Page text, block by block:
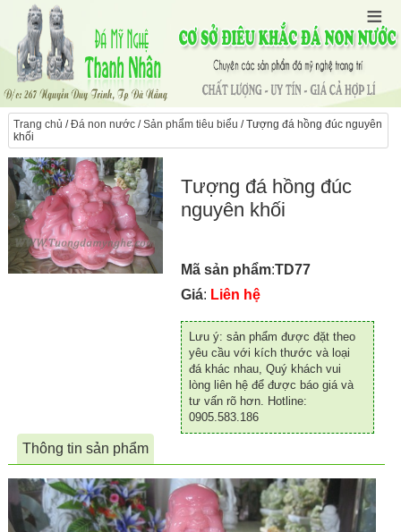
Trang chủ /Đá non nước/Sản phẩm tiêu biểu / Tượng đá hồng đúc nguyên
khối
Tượng đá hồng đúc
nguyên khối
Mã sản phẩm:TD77
Giá: Liên hệ
Lưu ý: sản phẩm được đặt theo
yêu cầu với kích thước và loại
đá khác nhau, Quý khách vui
lòng liên hệ để được báo giá và
tư vấn rõ hơn. Hotline:
0905.583.186
Thông tin sản phẩm